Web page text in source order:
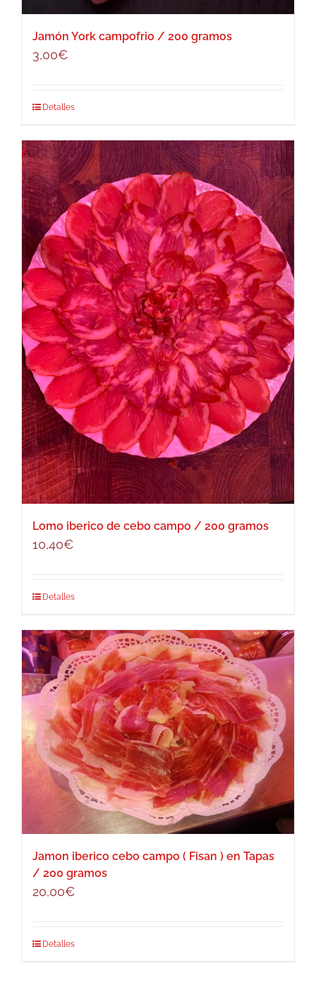
Jamón York campofrio / 200 gramos
3,00€
Detalles
Lomo iberico de cebo campo / 200 gramos
10,40€
Detalles
Jamon iberico cebo campo ( Fisan ) en Tapas
/ 200 gramos
20,00€
Detalles